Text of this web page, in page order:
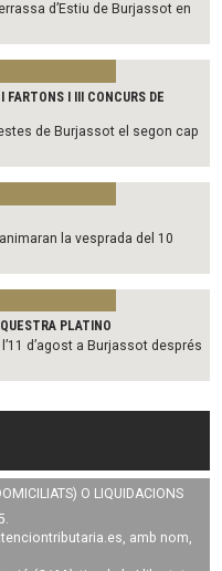
d’Estiu de Burjassot en
I III CONCURS DE
de Burjassot el segon cap
la vesprada del 10
PLATINO
d’agost a Burjassot després
O LIQUIDACIONS
, amb nom,